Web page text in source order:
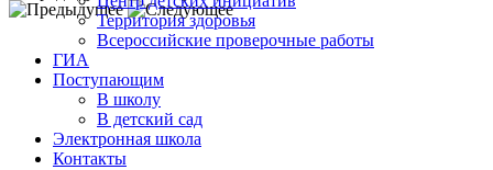
Территория здоровья
Всероссийские проверочные работы
ГИА
Поступающим
В школу
В детский сад
Электронная школа
Контакты